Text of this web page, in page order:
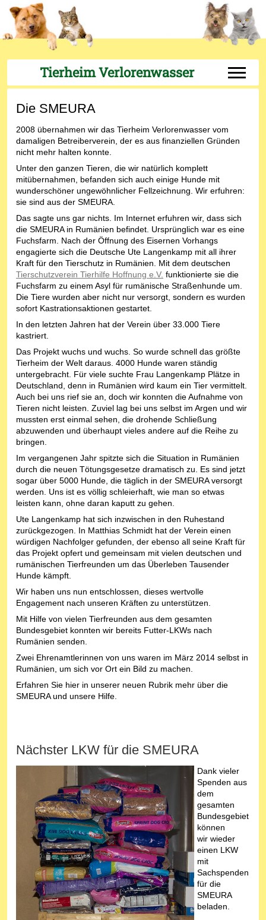
Tierheim Verlorenwasser Off-
Die SMEURA
2008 übernahmen wir das Tierheim Verlorenwasser vom
damaligen Betreiberverein, der es aus finanziellen Gründen
nicht mehr halten konnte.
Unter den ganzen Tieren, die wir natürlich komplett
mitübernahmen, befanden sich auch einige Hunde mit
wunderschöner ungewöhnlicher Fellzeichnung. Wir erfuhren:
sie sind aus der SMEURA.
Das sagte uns gar nichts. Im Internet erfuhren wir, dass sich
die SMEURA in Rumänien befindet. Ursprünglich war es eine
Fuchsfarm. Nach der Öffnung des Eisernen Vorhangs
engagierte sich die Deutsche Ute Langenkamp mit all ihrer
Kraft für den Tierschutz in Rumänien. Mit dem deutschen
Tierschutzverein Tierhilfe Hoffnung e.V. funktionierte sie die
Fuchsfarm zu einem Asyl für rumänische Straßenhunde um.
Die Tiere wurden aber nicht nur versorgt, sondern es wurden
sofort Kastrationsaktionen gestartet.
In den letzten Jahren hat der Verein über 33.000 Tiere
kastriert.
Das Projekt wuchs und wuchs. So wurde schnell das größte
Tierheim der Welt daraus. 4000 Hunde waren ständig
untergebracht. Für viele suchte Frau Langenkamp Plätze in
Deutschland, denn in Rumänien wird kaum ein Tier vermittelt.
Auch bei uns rief sie an, doch wir konnten die Aufnahme von
Tieren nicht leisten. Zuviel lag bei uns selbst im Argen und wir
mussten erst einmal sehen, die drohende Schließung
abzuwenden und überhaupt vieles andere auf die Reihe zu
bringen.
Im vergangenen Jahr spitzte sich die Situation in Rumänien
durch die neuen Tötungsgesetze dramatisch zu. Es sind jetzt
sogar über 5000 Hunde, die täglich in der SMEURA versorgt
werden. Uns ist es völlig schleierhaft, wie man so etwas
leisten kann, ohne daran kaputt zu gehen.
Ute Langenkamp hat sich inzwischen in den Ruhestand
zurückgezogen. In Matthias Schmidt hat der Verein einen
würdigen Nachfolger gefunden, der ebenso all seine Kraft für
das Projekt opfert und gemeinsam mit vielen deutschen und
rumänischen Tierfreunden um das Überleben Tausender
Hunde kämpft.
Wir haben uns nun entschlossen, dieses wertvolle
Engagement nach unseren Kräften zu unterstützen.
Mit Hilfe von vielen Tierfreunden aus dem gesamten
Bundesgebiet konnten wir bereits Futter-LKWs nach
Rumänien senden.
Zwei Ehrenamtlerinnen von uns waren im März 2014 selbst in
Rumänien, um sich vor Ort ein Bild zu machen.
Erfahren Sie hier in unserer neuen Rubrik mehr über die
SMEURA und unsere Hilfe.
Nächster LKW für die SMEURA
Dank vieler
Spenden aus
dem
gesamten
Bundesgebiet
können
wir wieder
einen LKW
mit
Sachspenden
für die
SMEURA
beladen.